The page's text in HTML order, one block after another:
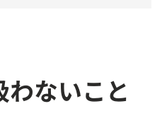
わないこと